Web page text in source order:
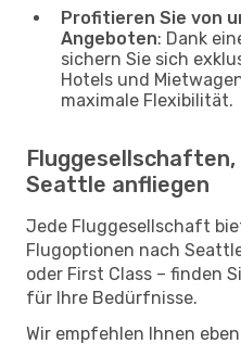
Profitieren Sie von
Angeboten: Dank
sichern Sie sich
Hotels und
maximale Flexibilität.
Fluggesellschaften,
Seattle anfliegen
Jede Fluggesellschaft
Flugoptionen nach
oder First Class – finden
für Ihre Bedürfnisse.
Wir empfehlen Ihnen